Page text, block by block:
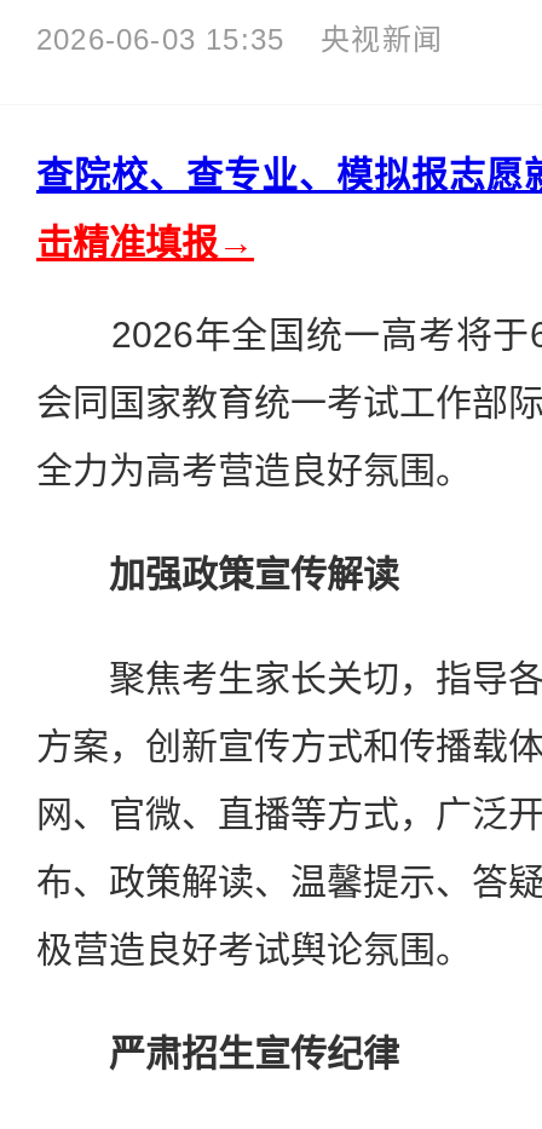
2026-06-03 15:35 央视新闻
查院校、查专业、模拟报志
击精准填报→
2026年全国统一高考将于
会同国家教育统一考试工作部
全力为高考营造良好氛围。
加强政策宣传解读
聚焦考生家长关切，指导各
方案，创新宣传方式和传播载
网、官微、直播等方式，广泛
布、政策解读、温馨提示、答
极营造良好考试舆论氛围。
严肃招生宣传纪律